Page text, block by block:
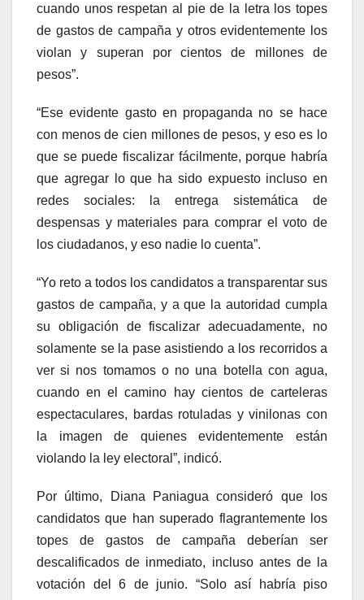
cuando unos respetan al pie de la letra los topes
de gastos de campaña y otros evidentemente los
violan y superan por cientos de millones de
pesos”.
“Ese evidente gasto en propaganda no se hace
con menos de cien millones de pesos, y eso es lo
que se puede fiscalizar fácilmente, porque habría
que agregar lo que ha sido expuesto incluso en
redes sociales: la entrega sistemática de
despensas y materiales para comprar el voto de
los ciudadanos, y eso nadie lo cuenta”.
“Yo reto a todos los candidatos a transparentar sus
gastos de campaña, y a que la autoridad cumpla
su obligación de fiscalizar adecuadamente, no
solamente se la pase asistiendo a los recorridos a
ver si nos tomamos o no una botella con agua,
cuando en el camino hay cientos de carteleras
espectaculares, bardas rotuladas y vinilonas con
la imagen de quienes evidentemente están
violando la ley electoral”, indicó.
Por último, Diana Paniagua consideró que los
candidatos que han superado flagrantemente los
topes de gastos de campaña deberían ser
descalificados de inmediato, incluso antes de la
votación del 6 de junio. “Solo así habría piso